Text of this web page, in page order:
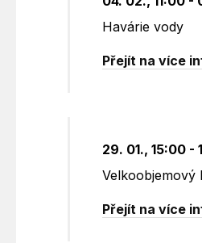
Havárie vody
Přejít na více
29. 01., 15:00 -
Velkoobjemový
Přejít na více